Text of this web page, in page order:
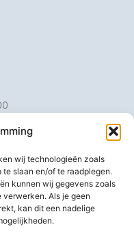
wij technologieën zoals
slaan en/of te raadplegen.
kunnen wij gegevens zoals
Als je geen
kan dit een nadelige